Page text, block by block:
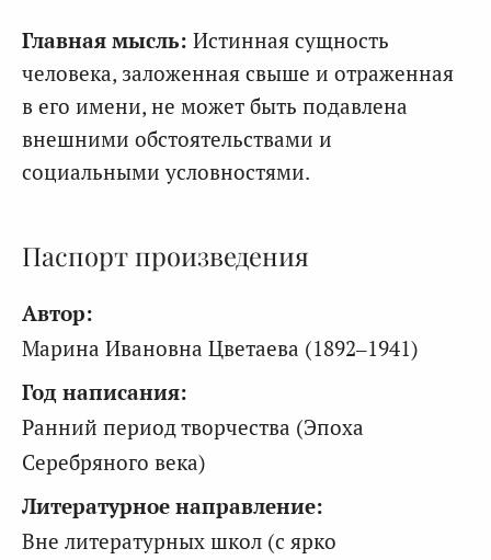
Главная мысль: Истинная сущность
человека, заложенная свыше и отраженная
в его имени, не может быть подавлена
внешними обстоятельствами и
социальными условностями.
Паспорт произведения
Автор:
Марина Ивановна Цветаева (1892–1941)
Год написания:
Ранний период творчества (Эпоха
Серебряного века)
Литературное направление:
Вне литературных школ (с ярко